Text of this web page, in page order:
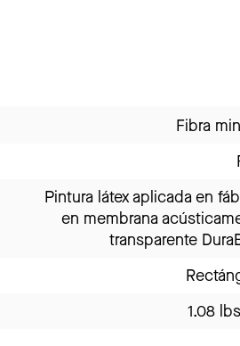
Fibra
Pintura látex aplicada en
en membrana
transparente
1.08